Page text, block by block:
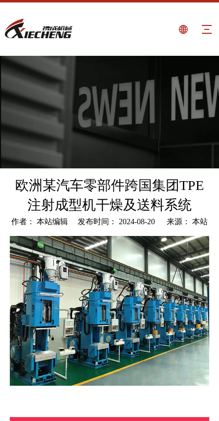
欧洲某汽车零部件跨国集团TPE
注射成型机干燥及送料系统
作者： 本站编辑 发布时间： 2024-08-20 来源： 本站
["wechat","weibo","qzone","douban","email"]